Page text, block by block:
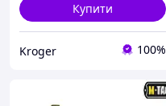
Купити
Kroger 100%